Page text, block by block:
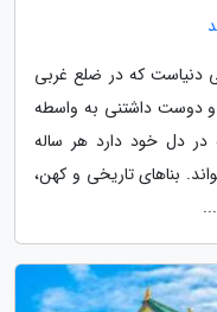
دنیاست که در ضلع غربی
و دوست داشتنی به واسطه
دل خود دارد هر ساله
بناهای تاریخی و کهن،